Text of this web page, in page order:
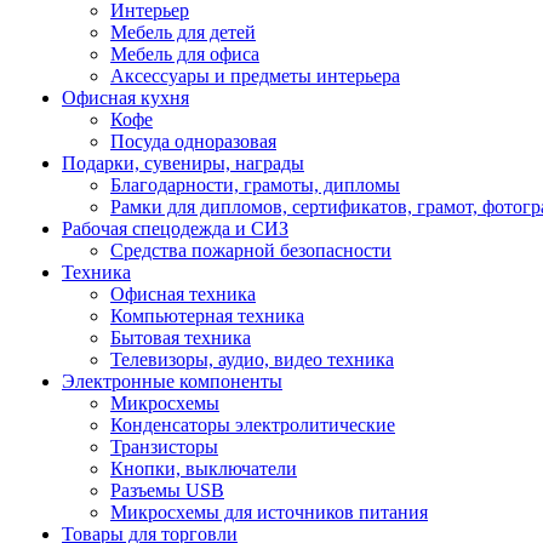
Интерьер
Мебель для детей
Мебель для офиса
Аксессуары и предметы интерьера
Офисная кухня
Кофе
Посуда одноразовая
Подарки, сувениры, награды
Благодарности, грамоты, дипломы
Рамки для дипломов, сертификатов, грамот,
Рабочая спецодежда и СИЗ
Средства пожарной безопасности
Техника
Офисная техника
Компьютерная техника
Бытовая техника
Телевизоры, аудио, видео техника
Электронные компоненты
Микросхемы
Конденсаторы электролитические
Транзисторы
Кнопки, выключатели
Разъемы USB
Микросхемы для источников питания
Товары для торговли